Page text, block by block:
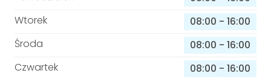
Wtorek
08:00 - 16:00
Środa
08:00 - 16:00
Czwartek
08:00 - 16:00